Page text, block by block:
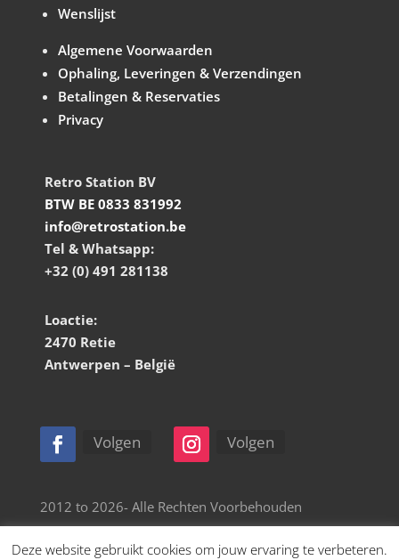
Wenslijst
Algemene Voorwaarden
Ophaling, Leveringen & Verzendingen
Betalingen & Reservaties
Privacy
Retro Station BV
BTW BE 0833 831992
info@retrostation.be
Tel & Whatsapp:
+32 (0) 491 281138
Loactie:
2470 Retie
Antwerpen – België
Volgen Volgen
2012 to 2026- Alle Rechten Voorbehouden
Website door Retro Station
Deze website gebruikt cookies om jouw ervaring te verbeteren.